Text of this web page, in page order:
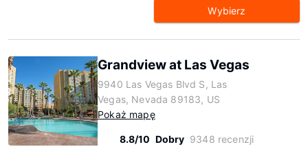
Wybierz
Grandview at Las Vegas
9940 Las Vegas Blvd S, Las
Vegas, Nevada 89183, US
Pokaż mapę
8.8/10 Dobry 9348 recenzji